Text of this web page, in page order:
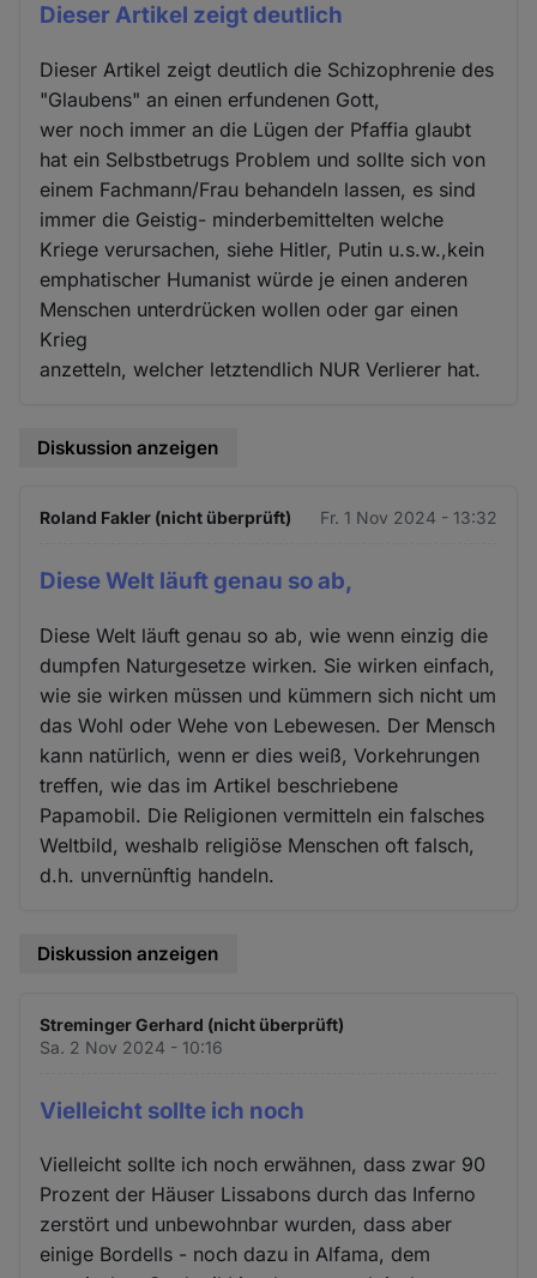
Dieser Artikel zeigt deutlich
Dieser Artikel zeigt deutlich die Schizophrenie des
"Glaubens" an einen erfundenen Gott,
wer noch immer an die Lügen der Pfaffia glaubt
hat ein Selbstbetrugs Problem und sollte sich von
einem Fachmann/Frau behandeln lassen, es sind
immer die Geistig- minderbemittelten welche
Kriege verursachen, siehe Hitler, Putin u.s.w.,kein
emphatischer Humanist würde je einen anderen
Menschen unterdrücken wollen oder gar einen
Krieg
anzetteln, welcher letztendlich NUR Verlierer hat.
Diskussion anzeigen
Roland Fakler (nicht überprüft) Fr. 1 Nov 2024 - 13:32
Diese Welt läuft genau so ab,
Diese Welt läuft genau so ab, wie wenn einzig die
dumpfen Naturgesetze wirken. Sie wirken einfach,
wie sie wirken müssen und kümmern sich nicht um
das Wohl oder Wehe von Lebewesen. Der Mensch
kann natürlich, wenn er dies weiß, Vorkehrungen
treffen, wie das im Artikel beschriebene
Papamobil. Die Religionen vermitteln ein falsches
Weltbild, weshalb religiöse Menschen oft falsch,
d.h. unvernünftig handeln.
Diskussion anzeigen
Streminger Gerhard (nicht überprüft)
Sa. 2 Nov 2024 - 10:16
Vielleicht sollte ich noch
Vielleicht sollte ich noch erwähnen, dass zwar 90
Prozent der Häuser Lissabons durch das Inferno
zerstört und unbewohnbar wurden, dass aber
einige Bordells - noch dazu in Alfama, dem